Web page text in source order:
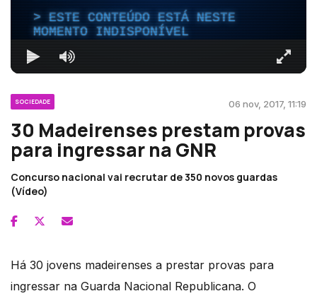
ESTE CONTEÚDO ESTÁ NESTE
MOMENTO INDISPONÍVEL
SOCIEDADE 06 nov, 2017, 11:19
30 Madeirenses prestam provas
para ingressar na GNR
Concurso nacional vai recrutar de 350 novos guardas
(Vídeo)
Há 30 jovens madeirenses a prestar provas para
ingressar na Guarda Nacional Republicana. O